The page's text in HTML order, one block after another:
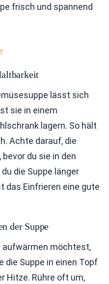
frisch und spannend
lässt sich
sie in einem
lagern. So hält
Achte darauf, die
du sie in den
die Suppe länger
das Einfrieren eine gute
der Suppe
aufwärmen möchtest,
die Suppe in einen Topf
Hitze. Rühre oft um,